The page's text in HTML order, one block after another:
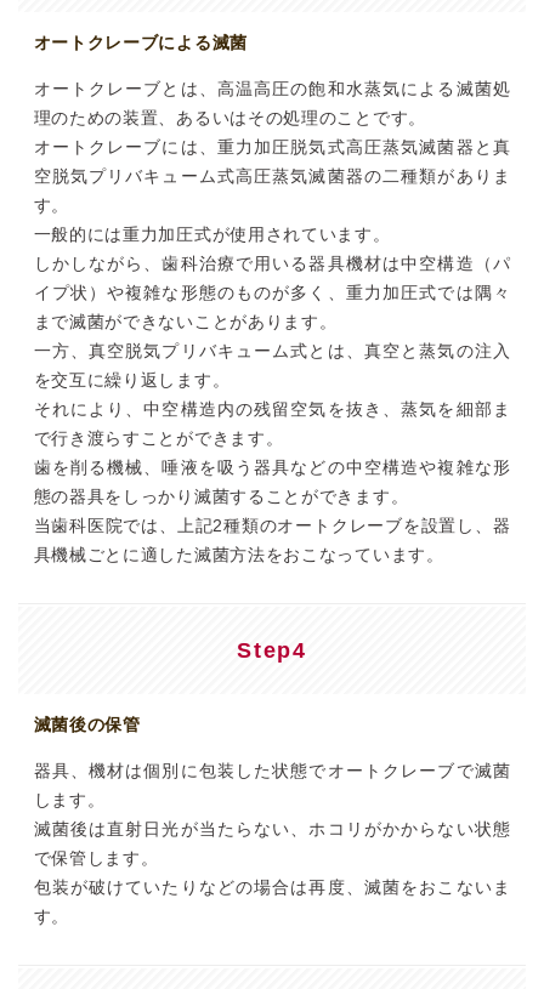
オートクレーブによる滅菌
オートクレーブとは、高温高圧の飽和水蒸気による滅菌処
理のための装置、あるいはその処理のことです。
オートクレーブには、重力加圧脱気式高圧蒸気滅菌器と真
空脱気プリバキューム式高圧蒸気滅菌器の二種類がありま
す。
一般的には重力加圧式が使用されています。
しかしながら、歯科治療で用いる器具機材は中空構造（パ
イプ状）や複雑な形態のものが多く、重力加圧式では隅々
まで滅菌ができないことがあります。
一方、真空脱気プリバキューム式とは、真空と蒸気の注入
を交互に繰り返します。
それにより、中空構造内の残留空気を抜き、蒸気を細部ま
で行き渡らすことができます。
歯を削る機械、唾液を吸う器具などの中空構造や複雑な形
態の器具をしっかり滅菌することができます。
当歯科医院では、上記2種類のオートクレーブを設置し、器
具機械ごとに適した滅菌方法をおこなっています。
Step4
滅菌後の保管
器具、機材は個別に包装した状態でオートクレーブで滅菌
します。
滅菌後は直射日光が当たらない、ホコリがかからない状態
で保管します。
包装が破けていたりなどの場合は再度、滅菌をおこないま
す。